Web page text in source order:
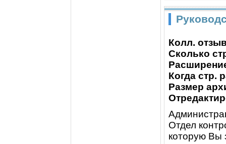
Колл.
Сколько
Когда стр.
Размер
Отдел
которую Вы